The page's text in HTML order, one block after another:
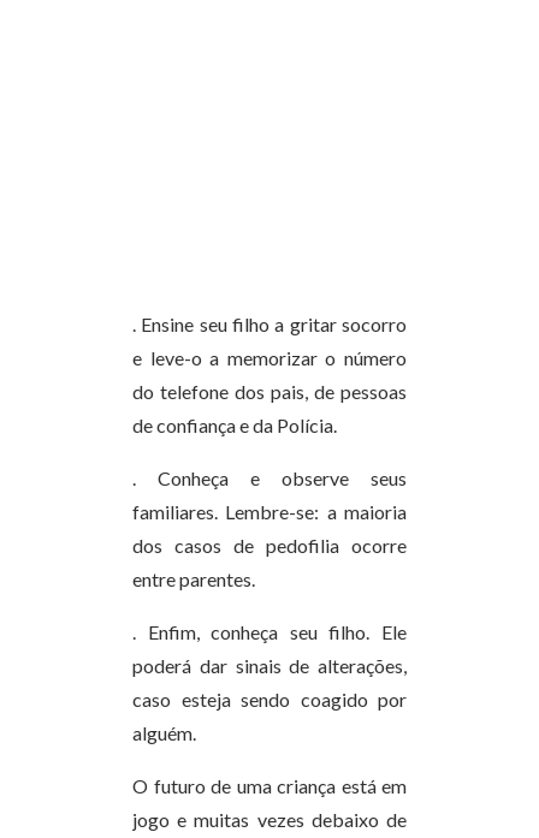
. Ensine seu filho a gritar socorro
e leve-o a memorizar o número
do telefone dos pais, de pessoas
de confiança e da Polícia.
. Conheça e observe seus
familiares. Lembre-se: a maioria
dos casos de pedofilia ocorre
entre parentes.
. Enfim, conheça seu filho. Ele
poderá dar sinais de alterações,
caso esteja sendo coagido por
alguém.
O futuro de uma criança está em
jogo e muitas vezes debaixo de